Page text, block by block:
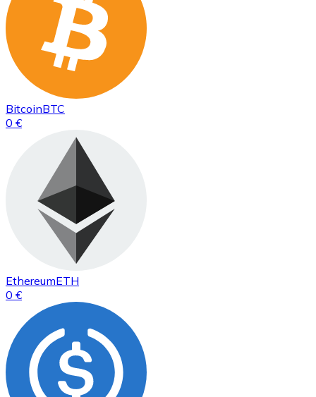
BitcoinBTC
0 €
EthereumETH
0 €